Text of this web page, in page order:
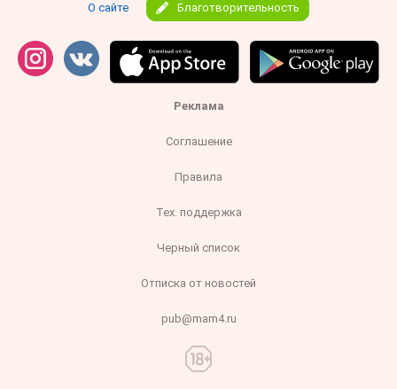
О сайте Благотворительность
Реклама
Соглашение
Правила
Тех. поддержка
Черный список
Отписка от новостей
pub@mam4.ru